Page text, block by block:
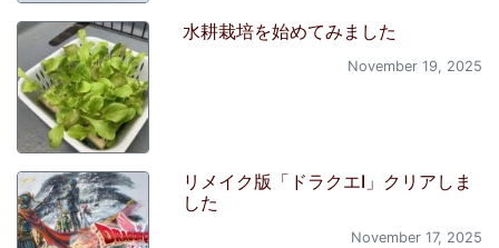
水耕栽培を始めてみました
November 19, 2025
リメイク版「ドラクエI」クリアしま
した
November 17, 2025